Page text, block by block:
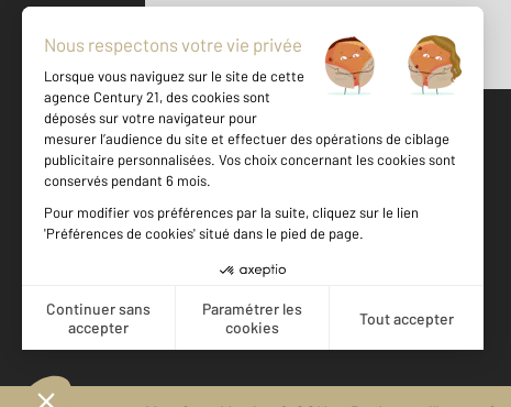
500 m ©Mappy
Votre agence est notée
Achat
10
Location